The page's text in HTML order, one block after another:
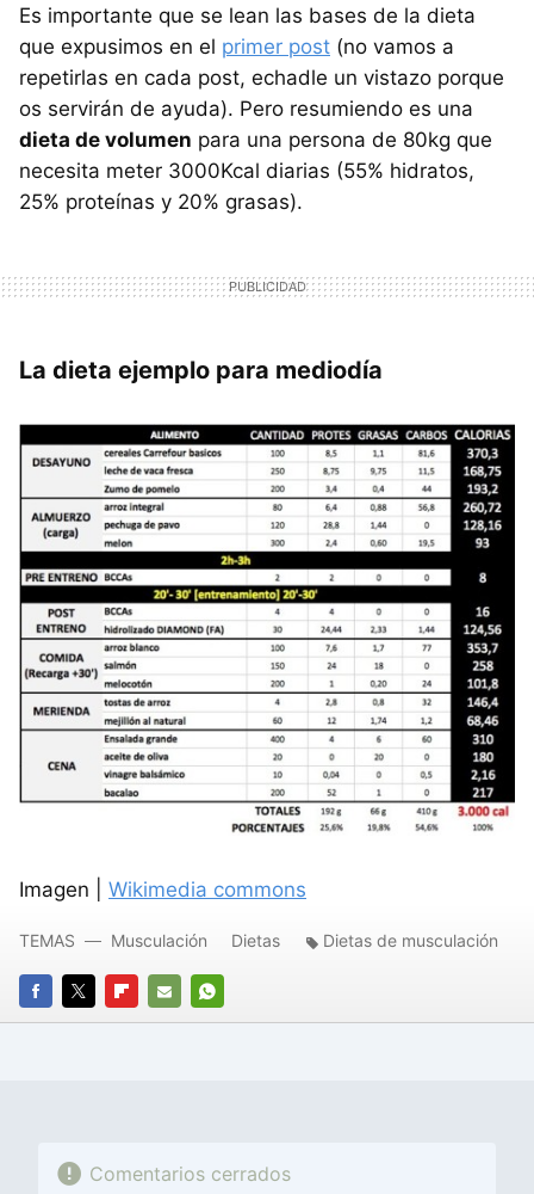
Es importante que se lean las bases de la dieta
que expusimos en el primer post (no vamos a
repetirlas en cada post, echadle un vistazo porque
os servirán de ayuda). Pero resumiendo es una
dieta de volumen para una persona de 80kg que
necesita meter 3000Kcal diarias (55% hidratos,
25% proteínas y 20% grasas).
La dieta ejemplo para mediodía
Imagen | Wikimedia commons
FACEBOOK
TWITTERFLIPBOARD
E-
WHATSAPP
TEMAS Musculación Dietas Dietas de musculación
Comentarios cerrados